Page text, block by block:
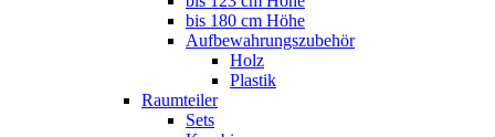
bis 180 cm Höhe
Aufbewahrungszubehör
Holz
Plastik
Raumteiler
Sets